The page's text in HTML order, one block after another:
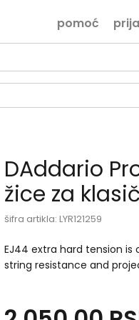
pomoć
DAddario
žice za
šifra artikla: LYR121259
EJ44 extra hard tension
string resistance and
classical guitar string sets.